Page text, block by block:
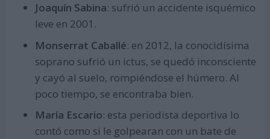
Joaquín Sabina: sufrió un accidente isquémico
leve en 2001.
Monserrat Caballé: en 2012, la conocidísima
soprano sufrió un ictus, se quedó inconsciente
y cayó al suelo, rompiéndose el húmero. Al
poco tiempo, se encontraba bien.
María Escario: esta periodista deportiva lo
contó como si le golpearan con un bate de